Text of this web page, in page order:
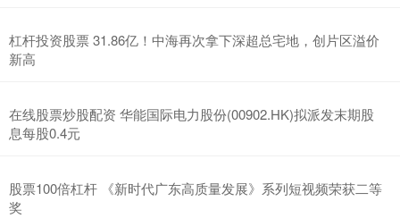
杠杆投资股票 31.86亿！中海再次拿下深超总宅地，创片区溢价
新高
在线股票炒股配资 华能国际电力股份(00902.HK)拟派发末期股
息每股0.4元
股票100倍杠杆 《新时代广东高质量发展》系列短视频荣获二等
奖